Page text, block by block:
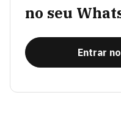
no seu
Entrar